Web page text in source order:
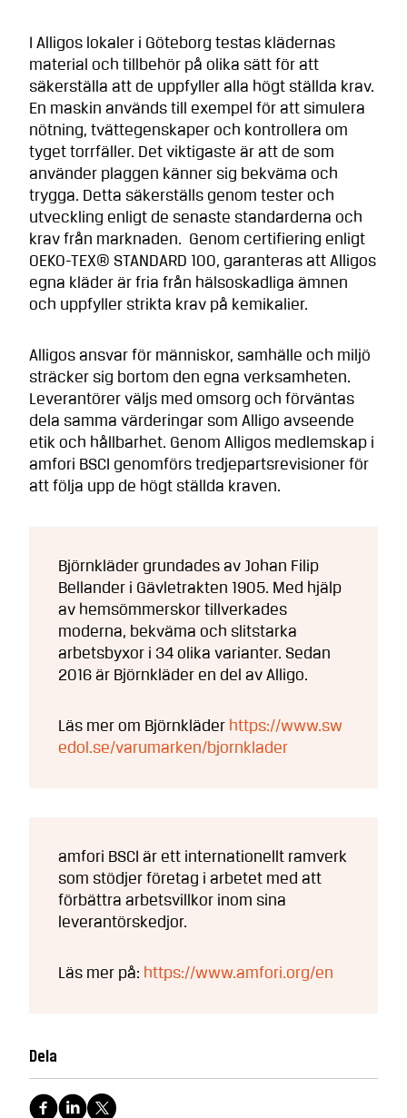
I Alligos lokaler i Göteborg testas klädernas
material och tillbehör på olika sätt för att
säkerställa att de uppfyller alla högt ställda krav.
En maskin används till exempel för att simulera
nötning, tvättegenskaper och kontrollera om
tyget torrfäller. Det viktigaste är att de som
använder plaggen känner sig bekväma och
trygga. Detta säkerställs genom tester och
utveckling enligt de senaste standarderna och
krav från marknaden. Genom certifiering enligt
OEKO-TEX® STANDARD 100, garanteras att Alligos
egna kläder är fria från hälsoskadliga ämnen
och uppfyller strikta krav på kemikalier.
Alligos ansvar för människor, samhälle och miljö
sträcker sig bortom den egna verksamheten.
Leverantörer väljs med omsorg och förväntas
dela samma värderingar som Alligo avseende
etik och hållbarhet. Genom Alligos medlemskap i
amfori BSCI genomförs tredjepartsrevisioner för
att följa upp de högt ställda kraven.
Dela
Björnkläder grundades av Johan Filip
Bellander i Gävletrakten 1905. Med hjälp
av hemsömmerskor tillverkades
moderna, bekväma och slitstarka
arbetsbyxor i 34 olika varianter. Sedan
2016 är Björnkläder en del av Alligo.
Läs mer om Björnkläder https://www.sw
edol.se/varumarken/bjornklader
amfori BSCI är ett internationellt ramverk
som stödjer företag i arbetet med att
förbättra arbetsvillkor inom sina
leverantörskedjor.
Läs mer på: https://www.amfori.org/en